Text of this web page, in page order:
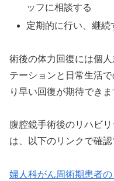
ッフに相談する
定期的に行い、継続
術後の体力回復には個
テーションと日常生活
り早い回復が期待できま
腹腔鏡手術後のリハビ
は、以下のリンクで確認
婦人科がん周術期患者